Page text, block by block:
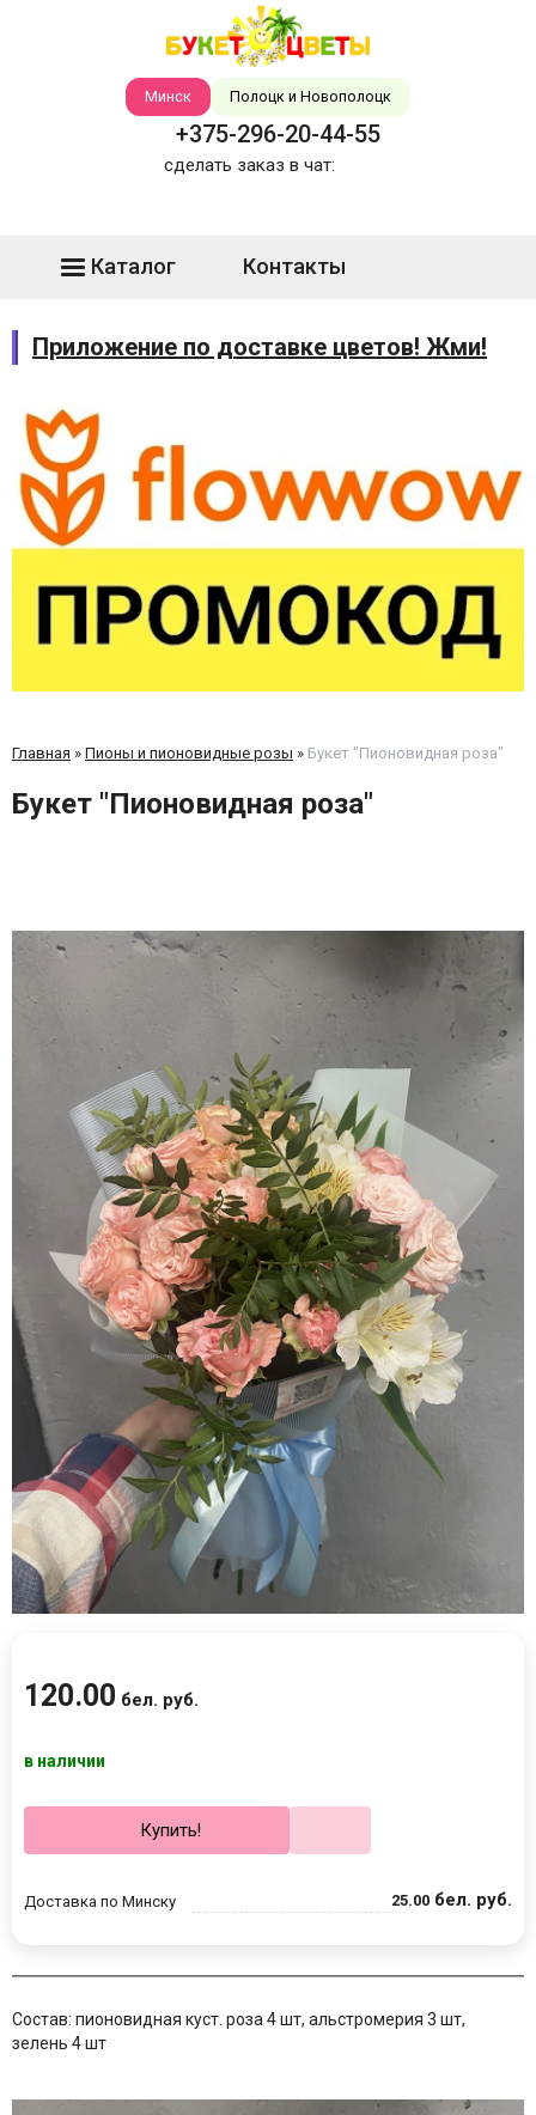
Минск Полоцк и Новополоцк
+375-296-20-44-55
сделать заказ в чат:
Каталог Контакты
Приложение по доставке цветов! Жми!
Главная » Пионы и пионовидные розы » Букет "Пионовидная роза"
Букет "Пионовидная роза"
120.00 бел. руб.
в наличии
Купить!
Доставка по Минску 25.00 бел. руб.
Состав: пионовидная куст. роза 4 шт, альстромерия 3 шт,
зелень 4 шт